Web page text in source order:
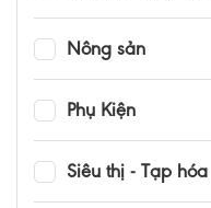
Nông sản
Phụ Kiện
Siêu thị - Tạp hóa